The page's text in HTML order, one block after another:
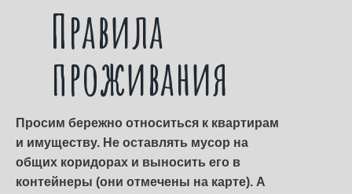
Правила
проживания
Просим бережно относиться к квартирам
и имуществу. Не оставлять мусор на
общих коридорах и выносить его в
контейнеры (они отмечены на карте). А